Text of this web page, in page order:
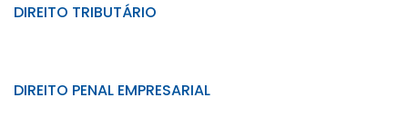
DIREITO TRIBUTÁRIO
DIREITO PENAL EMPRESARIAL